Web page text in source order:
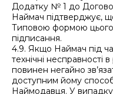
Додатку № 1 до
Наймач підтверджує,
Типовою формою цього
підписання.
4.9. Якщо Наймач під
технічні несправності
повинен негайно
доступним йому
Наймодавця. У